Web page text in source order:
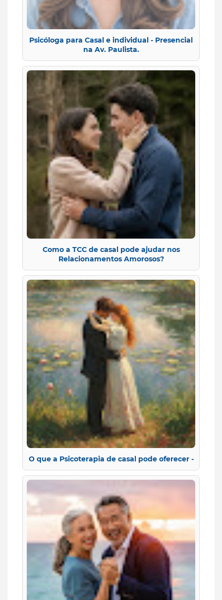
Psicóloga para Casal e individual - Presencial
na Av. Paulista.
Como a TCC de casal pode ajudar nos
Relacionamentos Amorosos?
O que a Psicoterapia de casal pode oferecer -